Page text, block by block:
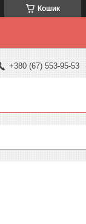
Кошик
+380 (67) 553-95-53